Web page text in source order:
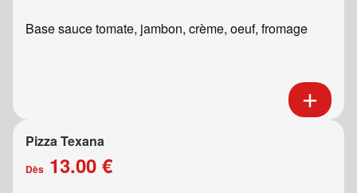
Base sauce tomate, jambon, crème, oeuf, fromage
Pizza Texana
Dès 13.00 €